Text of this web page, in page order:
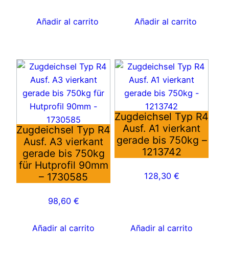
Añadir al carrito Añadir al carrito
Zugdeichsel Typ R4
Ausf. A3 vierkant
gerade bis 750kg
für Hutprofil 90mm
– 1730585
98,60 €
Añadir al carrito
Zugdeichsel Typ R4
Ausf. A1 vierkant
gerade bis 750kg –
1213742
128,30 €
Añadir al carrito